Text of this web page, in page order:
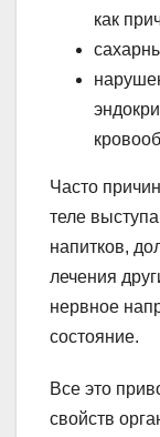
как
Часто
теле
напитков,
лечения
нервное
состояние.
Все это
свойств